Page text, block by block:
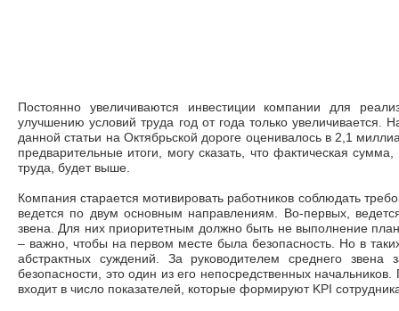
Постоянно увеличиваются инвестиции компании для
улучшению условий труда год от года только
данной статьи на Октябрьской дороге оценивалось в 2,1
предварительные итоги, могу сказать, что фактическая
труда, будет выше.
Компания старается мотивировать работников соблюдать
ведется по двум основным направлениям. Во-первых,
звена. Для них приоритетным должно быть не выполнение
– важно, чтобы на первом месте была безопасность. Но в
абстрактных суждений. За руководителем среднего звена
безопасности, это один из его непосредственных
входит в число показателей, которые формируют KPI